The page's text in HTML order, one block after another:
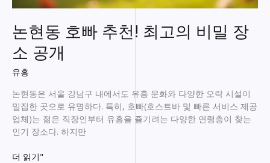
논현동 호빠 추천! 최고의 비밀 장
소 공개
유흥
논현동은 서울 강남구 내에서도 유흥 문화와 다양한 오락 시설이
밀집한 곳으로 유명하다. 특히, 호빠(호스트바 및 빠른 서비스 제공
업체)는 젊은 직장인부터 유흥을 즐기려는 다양한 연령층이 찾는
인기 장소다. 하지만
논
더 읽기"